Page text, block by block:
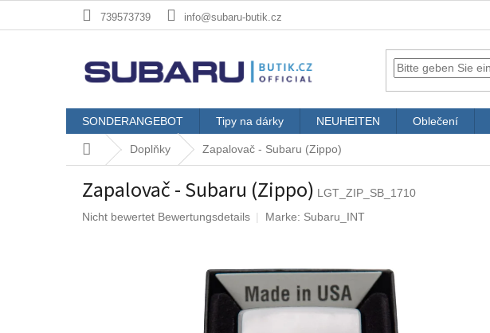
739573739 info@subaru-butik.cz
SONDERANGEBOT Tipy na dárky NEUHEITEN Oblečení
StartseiteDoplňky Zapalovač - Subaru (Zippo)
Zapalovač - Subaru (Zippo) LGT_ZIP_SB_1710
Die
Nicht bewertet Bewertungsdetails Marke: Subaru_INT